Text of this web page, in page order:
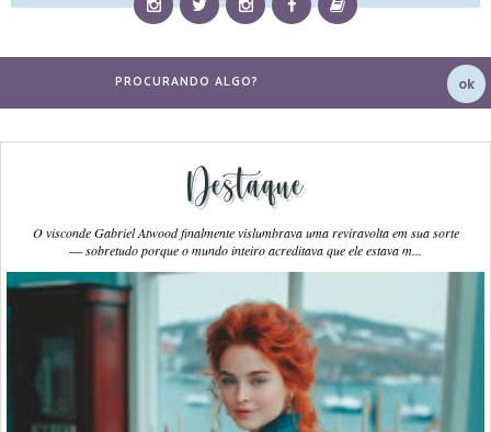
Destaque
O visconde Gabriel Atwood finalmente vislumbrava uma reviravolta em sua sorte
― sobretudo porque o mundo inteiro acreditava que ele estava m...